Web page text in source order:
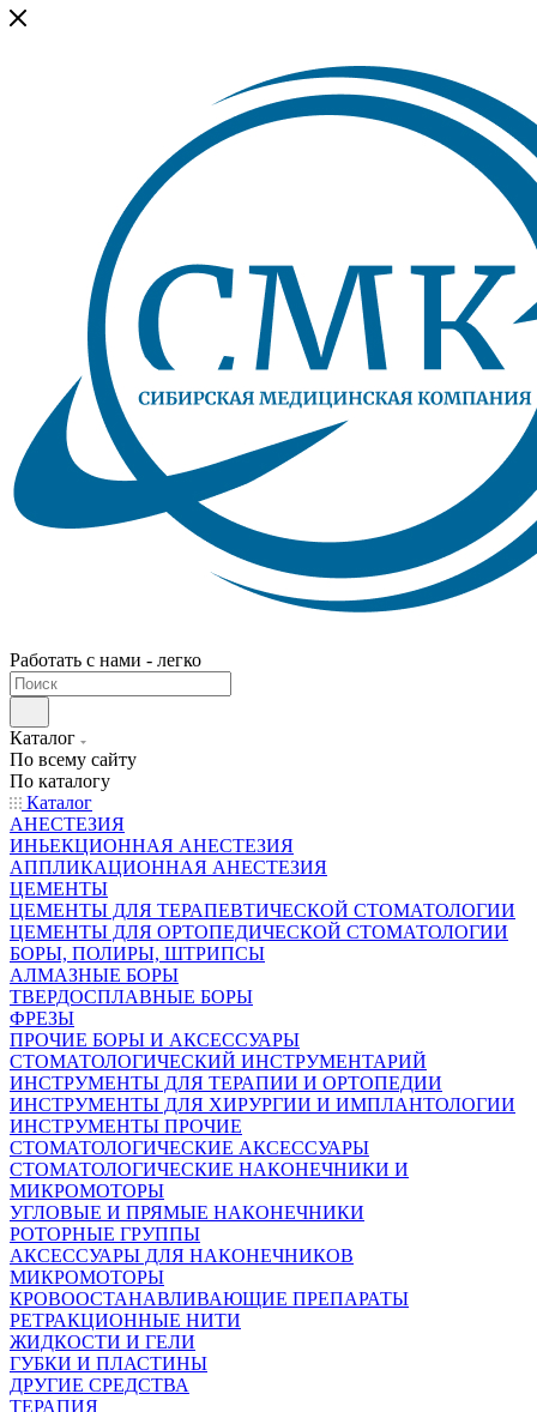
Работать с нами - легко
Каталог
По всему сайту
По каталогу
Каталог
АНЕСТЕЗИЯ
ИНЬЕКЦИОННАЯ АНЕСТЕЗИЯ
АППЛИКАЦИОННАЯ АНЕСТЕЗИЯ
ЦЕМЕНТЫ
ЦЕМЕНТЫ ДЛЯ ТЕРАПЕВТИЧЕСКОЙ СТОМАТОЛОГИИ
ЦЕМЕНТЫ ДЛЯ ОРТОПЕДИЧЕСКОЙ СТОМАТОЛОГИИ
БОРЫ, ПОЛИРЫ, ШТРИПСЫ
АЛМАЗНЫЕ БОРЫ
ТВЕРДОСПЛАВНЫЕ БОРЫ
ФРЕЗЫ
ПРОЧИЕ БОРЫ И АКСЕССУАРЫ
СТОМАТОЛОГИЧЕСКИЙ ИНСТРУМЕНТАРИЙ
ИНСТРУМЕНТЫ ДЛЯ ТЕРАПИИ И ОРТОПЕДИИ
ИНСТРУМЕНТЫ ДЛЯ ХИРУРГИИ И ИМПЛАНТОЛОГИИ
ИНСТРУМЕНТЫ ПРОЧИЕ
СТОМАТОЛОГИЧЕСКИЕ АКСЕССУАРЫ
СТОМАТОЛОГИЧЕСКИЕ НАКОНЕЧНИКИ И
МИКРОМОТОРЫ
УГЛОВЫЕ И ПРЯМЫЕ НАКОНЕЧНИКИ
РОТОРНЫЕ ГРУППЫ
АКСЕССУАРЫ ДЛЯ НАКОНЕЧНИКОВ
МИКРОМОТОРЫ
КРОВООСТАНАВЛИВАЮЩИЕ ПРЕПАРАТЫ
РЕТРАКЦИОННЫЕ НИТИ
ЖИДКОСТИ И ГЕЛИ
ГУБКИ И ПЛАСТИНЫ
ДРУГИЕ СРЕДСТВА
ТЕРАПИЯ